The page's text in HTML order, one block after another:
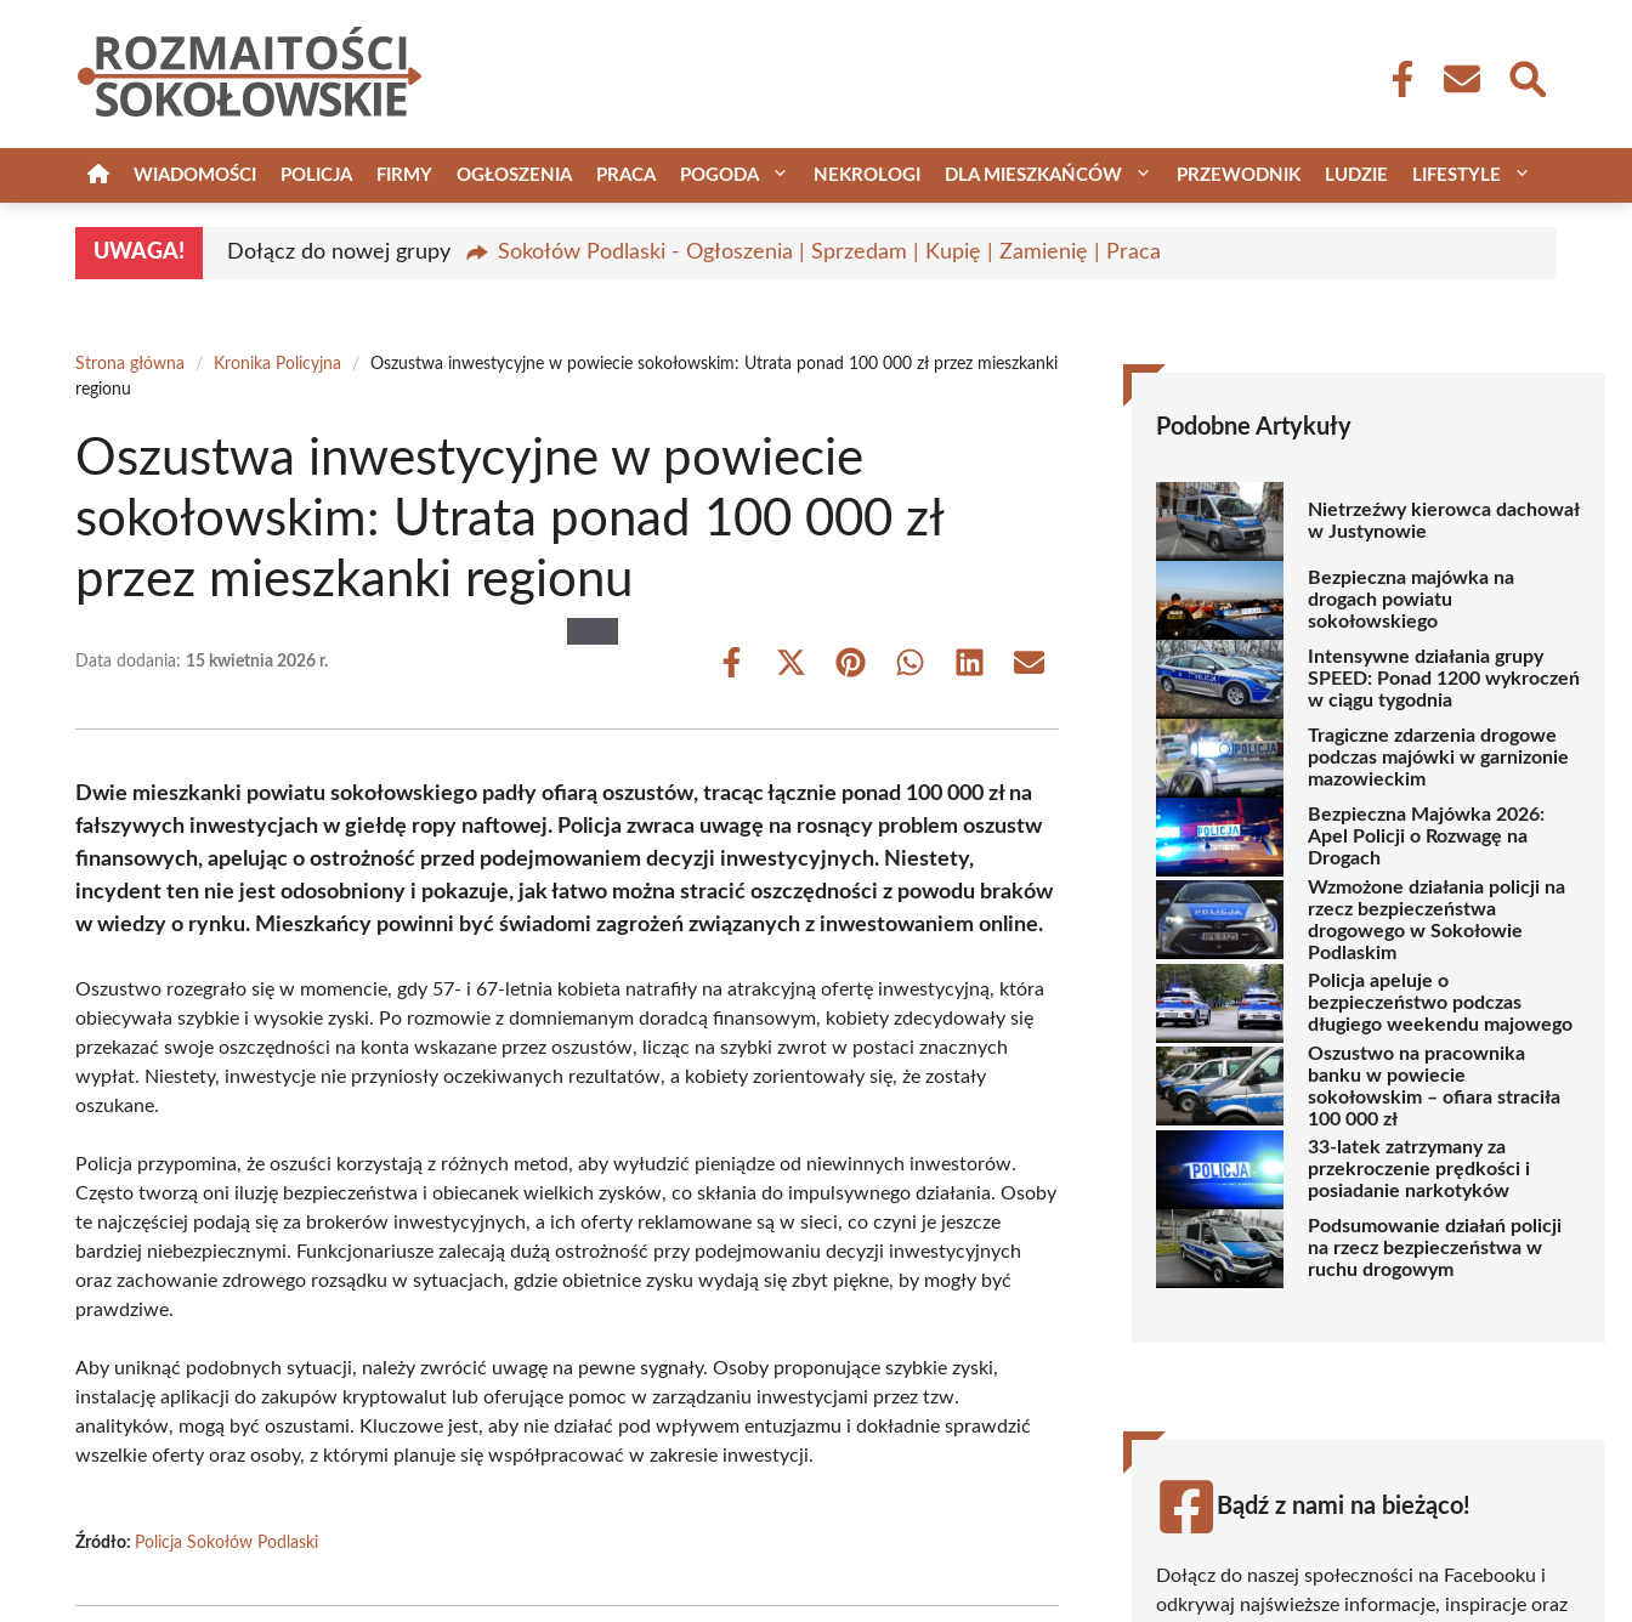
WIADOMOŚCI POLICJA FIRMY OGŁOSZENIA PRACA POGODA NEKROLOGI DLA MIESZKAŃCÓW PRZEWODNIK LUDZIE LIFESTYLE
UWAGA! Dołącz do nowej grupy Sokołów Podlaski - Ogłoszenia | Sprzedam | Kupię | Zamienię | Praca
Strona główna / Kronika Policyjna /
Oszustwa inwestycyjne w powiecie sokołowskim: Utrata ponad 100 000 zł przez mieszkanki
regionu
Oszustwa inwestycyjne w powiecie
sokołowskim: Utrata ponad 100 000 zł
przez mieszkanki regionu
Data dodania: 15 kwietnia 2026 r.
Share
Share
(Twitter)
Share Share Share Share
Dwie mieszkanki powiatu sokołowskiego padły ofiarą oszustów, tracąc łącznie ponad 100 000 zł na
fałszywych inwestycjach w giełdę ropy naftowej. Policja zwraca uwagę na rosnący problem oszustw
finansowych, apelując o ostrożność przed podejmowaniem decyzji inwestycyjnych. Niestety,
incydent ten nie jest odosobniony i pokazuje, jak łatwo można stracić oszczędności z powodu braków
w wiedzy o rynku. Mieszkańcy powinni być świadomi zagrożeń związanych z inwestowaniem online.
Oszustwo rozegrało się w momencie, gdy 57- i 67-letnia kobieta natrafiły na atrakcyjną ofertę inwestycyjną, która
obiecywała szybkie i wysokie zyski. Po rozmowie z domniemanym doradcą finansowym, kobiety zdecydowały się
przekazać swoje oszczędności na konta wskazane przez oszustów, licząc na szybki zwrot w postaci znacznych
wypłat. Niestety, inwestycje nie przyniosły oczekiwanych rezultatów, a kobiety zorientowały się, że zostały
oszukane.
Policja przypomina, że oszuści korzystają z różnych metod, aby wyłudzić pieniądze od niewinnych inwestorów.
Często tworzą oni iluzję bezpieczeństwa i obiecanek wielkich zysków, co skłania do impulsywnego działania. Osoby
te najczęściej podają się za brokerów inwestycyjnych, a ich oferty reklamowane są w sieci, co czyni je jeszcze
bardziej niebezpiecznymi. Funkcjonariusze zalecają dużą ostrożność przy podejmowaniu decyzji inwestycyjnych
oraz zachowanie zdrowego rozsądku w sytuacjach, gdzie obietnice zysku wydają się zbyt piękne, by mogły być
prawdziwe.
Aby uniknąć podobnych sytuacji, należy zwrócić uwagę na pewne sygnały. Osoby proponujące szybkie zyski,
instalację aplikacji do zakupów kryptowalut lub oferujące pomoc w zarządzaniu inwestycjami przez tzw.
analityków, mogą być oszustami. Kluczowe jest, aby nie działać pod wpływem entuzjazmu i dokładnie sprawdzić
wszelkie oferty oraz osoby, z którymi planuje się współpracować w zakresie inwestycji.
Źródło: Policja Sokołów Podlaski
Podobne Artykuły
Nietrzeźwy kierowca dachował
w Justynowie
Bezpieczna majówka na
drogach powiatu
sokołowskiego
Intensywne działania grupy
SPEED: Ponad 1200 wykroczeń
w ciągu tygodnia
Tragiczne zdarzenia drogowe
podczas majówki w garnizonie
mazowieckim
Bezpieczna Majówka 2026:
Apel Policji o Rozwagę na
Drogach
Wzmożone działania policji na
rzecz bezpieczeństwa
drogowego w Sokołowie
Podlaskim
Policja apeluje o
bezpieczeństwo podczas
długiego weekendu majowego
Oszustwo na pracownika
banku w powiecie
sokołowskim – ofiara straciła
100 000 zł
33-latek zatrzymany za
przekroczenie prędkości i
posiadanie narkotyków
Podsumowanie działań policji
na rzecz bezpieczeństwa w
ruchu drogowym
Bądź z nami na bieżąco!
Dołącz do naszej społeczności na Facebooku i
odkrywaj najświeższe informacje, inspiracje oraz